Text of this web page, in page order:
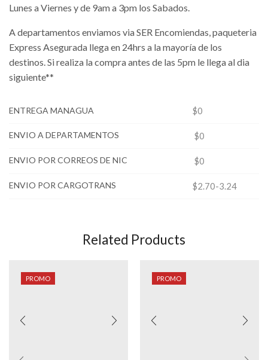
Lunes a Viernes y de 9am a 3pm los Sabados.
A departamentos enviamos via SER Encomiendas, paqueteria
Express Asegurada llega en 24hrs a la mayoría de los
destinos. Si realiza la compra antes de las 5pm le llega al dia
siguiente**
ENTREGA MANAGUA $0
ENVIO A DEPARTAMENTOS $0
ENVIO POR CORREOS DE NIC $0
ENVIO POR CARGOTRANS $2.70-3.24
Related Products
PROMO PROMO